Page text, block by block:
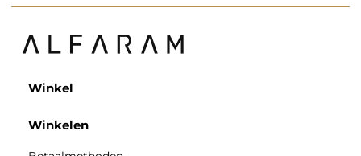
Winkel
Winkelen